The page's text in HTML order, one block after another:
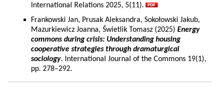
International Relations 2025, 5(11).
Frankowski Jan, Prusak Aleksandra, Sokołowski Jakub,
Mazurkiewicz Joanna, Świetlik Tomasz (2025) Energy
commons during crisis: Understanding housing
cooperative strategies through dramaturgical
sociology. International Journal of the Commons 19(1),
pp. 278–292.